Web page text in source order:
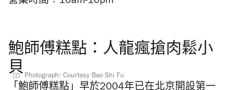
鮑師傅糕點：人龍瘋搶肉鬆小
貝 Photograph: Courtesy Bao Shi Fu
「鮑師傅糕點」早於2004年已在北京開設第一